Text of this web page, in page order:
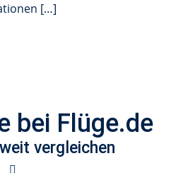
[…]
bei Flüge.de
vergleichen